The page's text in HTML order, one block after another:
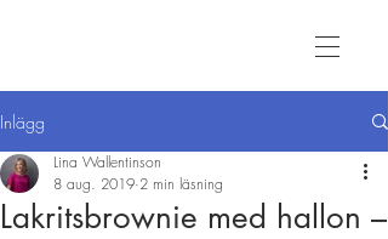
Inlägg
Lakritsbrownie med hallon –
Lina Wallentinson
8 aug. 2019 2 min läsning